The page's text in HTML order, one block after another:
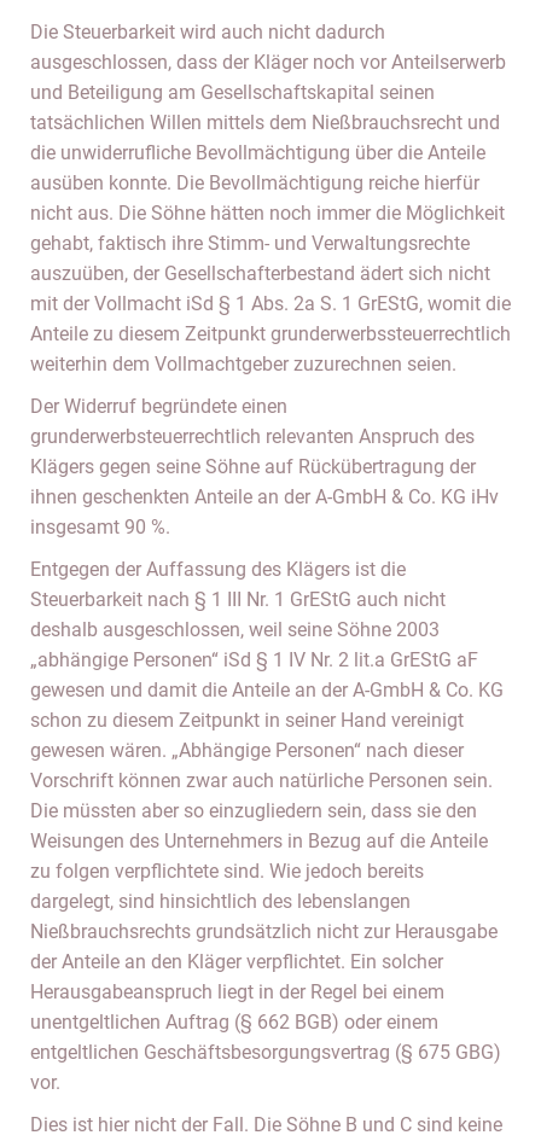
Die Steuerbarkeit wird auch nicht dadurch
ausgeschlossen, dass der Kläger noch vor Anteilserwerb
und Beteiligung am Gesellschaftskapital seinen
tatsächlichen Willen mittels dem Nießbrauchsrecht und
die unwiderrufliche Bevollmächtigung über die Anteile
ausüben konnte. Die Bevollmächtigung reiche hierfür
nicht aus. Die Söhne hätten noch immer die Möglichkeit
gehabt, faktisch ihre Stimm- und Verwaltungsrechte
auszuüben, der Gesellschafterbestand ädert sich nicht
mit der Vollmacht iSd § 1 Abs. 2a S. 1 GrEStG, womit die
Anteile zu diesem Zeitpunkt grunderwerbssteuerrechtlich
weiterhin dem Vollmachtgeber zuzurechnen seien.
Der Widerruf begründete einen
grunderwerbsteuerrechtlich relevanten Anspruch des
Klägers gegen seine Söhne auf Rückübertragung der
ihnen geschenkten Anteile an der A-GmbH & Co. KG iHv
insgesamt 90 %.
Entgegen der Auffassung des Klägers ist die
Steuerbarkeit nach § 1 III Nr. 1 GrEStG auch nicht
deshalb ausgeschlossen, weil seine Söhne 2003
„abhängige Personen“ iSd § 1 IV Nr. 2 lit.a GrEStG aF
gewesen und damit die Anteile an der A-GmbH & Co. KG
schon zu diesem Zeitpunkt in seiner Hand vereinigt
gewesen wären. „Abhängige Personen“ nach dieser
Vorschrift können zwar auch natürliche Personen sein.
Die müssten aber so einzugliedern sein, dass sie den
Weisungen des Unternehmers in Bezug auf die Anteile
zu folgen verpflichtete sind. Wie jedoch bereits
dargelegt, sind hinsichtlich des lebenslangen
Nießbrauchsrechts grundsätzlich nicht zur Herausgabe
der Anteile an den Kläger verpflichtet. Ein solcher
Herausgabeanspruch liegt in der Regel bei einem
unentgeltlichen Auftrag (§ 662 BGB) oder einem
entgeltlichen Geschäftsbesorgungsvertrag (§ 675 GBG)
vor.
Dies ist hier nicht der Fall. Die Söhne B und C sind keine